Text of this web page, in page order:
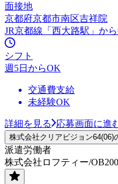
面接地
京都府京都市南区吉祥院
JR京都線「西大路駅」か
シフト
週5日からOK
交通費支給
未経験OK
詳細を見る 応募画面に進
株式会社クリアビジョン64(06)
派遣労働者
株式会社ロフティー/